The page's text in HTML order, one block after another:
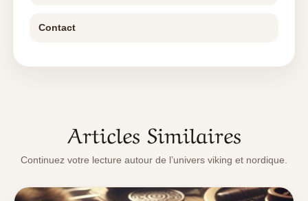
Contact
Articles Similaires
Continuez votre lecture autour de l’univers viking et nordique.